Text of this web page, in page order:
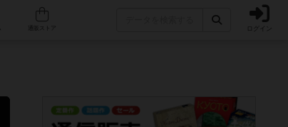
人気ボードゲーム ログイン